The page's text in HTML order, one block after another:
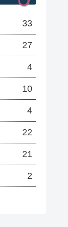
33
27
4
10
4
22
21
2